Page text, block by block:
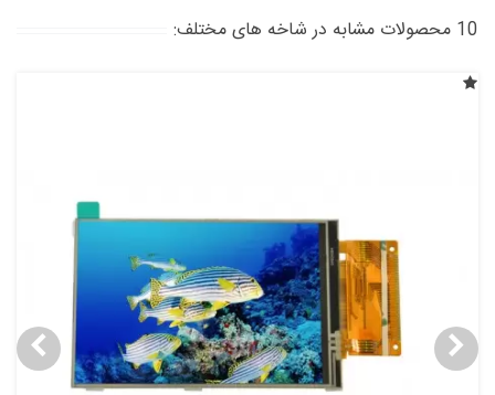
10 محصولات مشابه در شاخه های مختلف: